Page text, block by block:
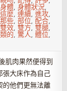
身體,身體狀況,
這麼,連續,進攻,
那些,部位,配合,
雙效,雙方,雙腿,
類的,驚人,體位,
肌肉果然便得到
張大床作為自己
的他們更無法離